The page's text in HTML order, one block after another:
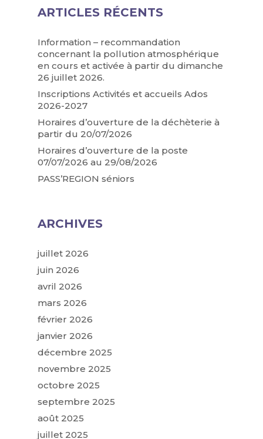
ARTICLES RÉCENTS
Information – recommandation
concernant la pollution atmosphérique
en cours et activée à partir du dimanche
26 juillet 2026.
Inscriptions Activités et accueils Ados
2026-2027
Horaires d’ouverture de la déchèterie à
partir du 20/07/2026
Horaires d’ouverture de la poste
07/07/2026 au 29/08/2026
PASS’REGION séniors
ARCHIVES
juillet 2026
juin 2026
avril 2026
mars 2026
février 2026
janvier 2026
décembre 2025
novembre 2025
octobre 2025
septembre 2025
août 2025
juillet 2025